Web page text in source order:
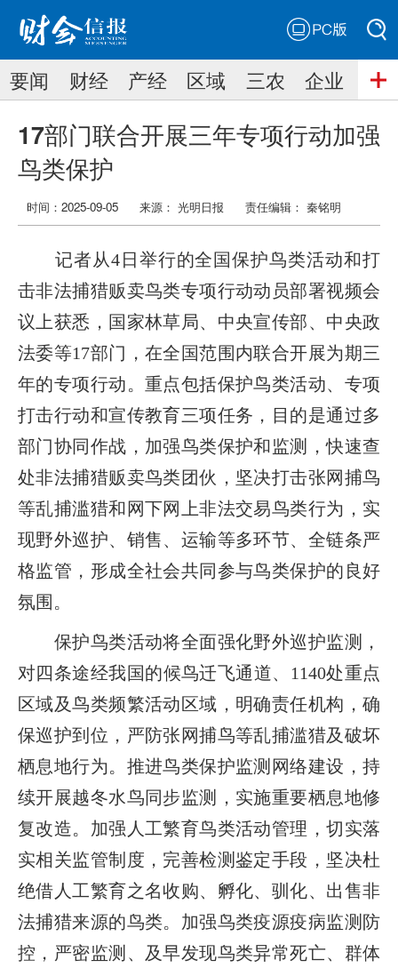
搜索
搜索
要闻 财经 产经 区域 三农 企业
17部门联合开展三年专项行动加强
鸟类保护
时间：2025-09-05 来源： 光明日报 责任编辑： 秦铭明
记者从4日举行的全国保护鸟类活动和打
击非法捕猎贩卖鸟类专项行动动员部署视频会
议上获悉，国家林草局、中央宣传部、中央政
法委等17部门，在全国范围内联合开展为期三
年的专项行动。重点包括保护鸟类活动、专项
打击行动和宣传教育三项任务，目的是通过多
部门协同作战，加强鸟类保护和监测，快速查
处非法捕猎贩卖鸟类团伙，坚决打击张网捕鸟
等乱捕滥猎和网下网上非法交易鸟类行为，实
现野外巡护、销售、运输等多环节、全链条严
格监管，形成全社会共同参与鸟类保护的良好
氛围。
保护鸟类活动将全面强化野外巡护监测，
对四条途经我国的候鸟迁飞通道、1140处重点
区域及鸟类频繁活动区域，明确责任机构，确
保巡护到位，严防张网捕鸟等乱捕滥猎及破坏
栖息地行为。推进鸟类保护监测网络建设，持
续开展越冬水鸟同步监测，实施重要栖息地修
复改造。加强人工繁育鸟类活动管理，切实落
实相关监管制度，完善检测鉴定手段，坚决杜
绝借人工繁育之名收购、孵化、驯化、出售非
法捕猎来源的鸟类。加强鸟类疫源疫病监测防
控，严密监测、及早发现鸟类异常死亡、群体